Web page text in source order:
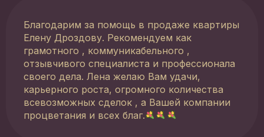
Благодарим за помощь в продаже квартиры
Елену Дроздову. Рекомендуем как
грамотного , коммуникабельного ,
отзывчивого специалиста и профессионала
своего дела. Лена желаю Вам удачи,
карьерного роста, огромного количества
всевозможных сделок , а Вашей компании
процветания и всех благ.